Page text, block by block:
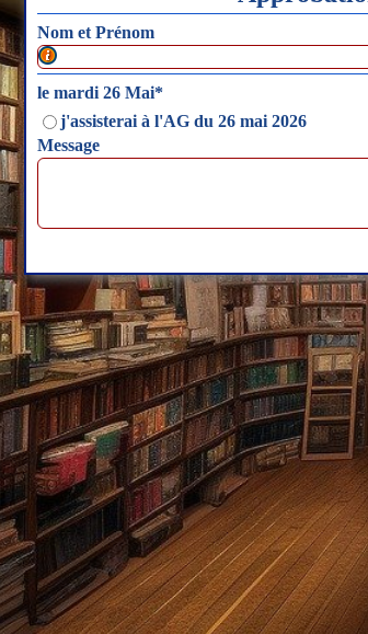
Nom et Prénom
Ton nom est dans cette liste par ordre
le mardi 26 Mai*
j'assisterai à l'AG du 26 mai 2026
Message